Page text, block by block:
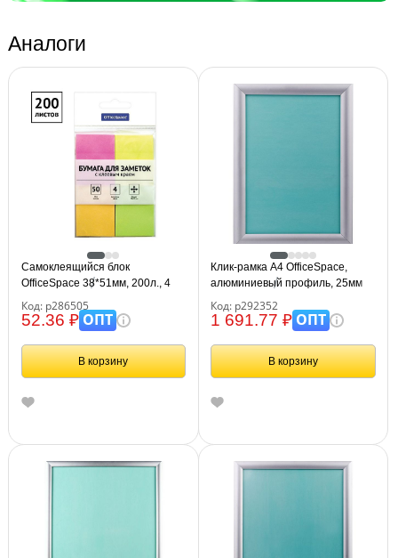
Аналоги
Самоклеящийся блок
OfficeSpace 38*51мм, 200л., 4
Код: р286505
52.36 ₽ОПТ
В корзину
Клик-рамка А4 OfficeSpace,
алюминиевый профиль, 25мм
Код: р292352
1 691.77 ₽ОПТ
В корзину